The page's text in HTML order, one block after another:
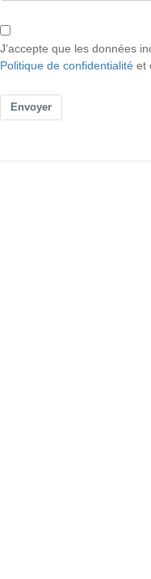
J’accepte que les données
Politique de confidentialité et
Envoyer